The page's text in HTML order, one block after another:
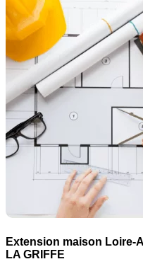
Extension maison Loire-
LA GRIFFE